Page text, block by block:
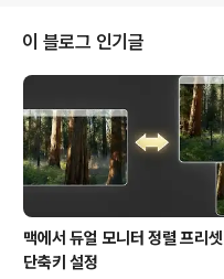
캬!) 접수해 나갈 것이다.
이 블로그 인기글
맥에서 듀얼 모니터 정렬 프리셋
단축키 설정